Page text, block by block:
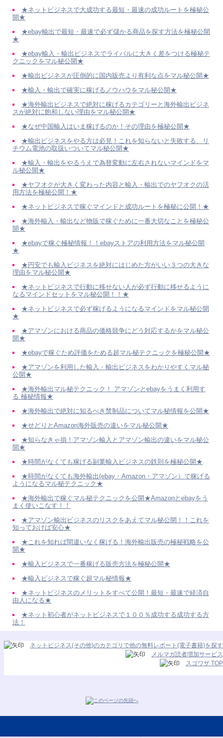
★ネットビジネスで大成功する最短・最速の成功ルートを極秘公
開★
★ebay輸出で最短・最速で必ず儲かる商品を探す方法を極秘公開
★
★ebay輸入・輸出ビジネスでライバルに大きく差をつける極秘テ
クニックをマル秘公開★
★輸出ビジネスが圧倒的に国内販売より有利な点をマル秘公開★
★輸入・輸出で確実に稼げるノウハウをマル秘公開★
★海外輸出ビジネスで絶対に稼げるカテゴリーと海外輸出ビジネ
スが絶対に飽和しない理由をマル秘公開★
★なぜ中国輸入はいま稼げるのか！その理由を極秘公開★
★輸出ビジネスをやる方は必見！これを知らないと失敗する、リ
チウム電池の取扱いついてマル秘公開★
★輸入・輸出をやるうえで為替変動に左右されないマインドをマ
ル秘公開★
★ヤフオクが大きく変わった内容と輸入・輸出でのヤフオクの活
用方法を極秘公開！★
★ネットビジネスで稼ぐマインドと成功ルートを極秘に公開！★
★海外輸入・輸出など物販で稼ぐために一番大切なことを極秘公
開★
★ebayで稼ぐ極秘情報！！ebayストアの利用方法をマル秘公開
★
★円安でも輸入ビジネスを絶対にはじめた方がいい３つの大きな
理由をマル秘公開★
★ネットビジネスで行動に移せない人が必ず行動に移せるように
なるマインドセットをマル秘公開！！★
★ネットビジネスで必ず稼げるようになるマインドをマル秘公開
★
★アマゾンにおける商品の価格競争にどう対応するかをマル秘公
開★
★ebayで稼ぐため評価をためる超マル秘テクニックを極秘公開★
★アマゾンを利用した輸入・輸出ビジネスをわかりやすくマル秘
公開★
★海外輸出マル秘テクニック！ アマゾンとebayをうまく利用す
る 極秘情報★
★海外輸出で絶対に知るべき禁制品についてマル秘情報を公開★
★せどりとAmazon海外販売の違いをマル秘公開★
★知らなきゃ損！アマゾン輸入とアマゾン輸出の違いをマル秘公
開★
★時間がなくても稼げる副業輸入ビジネスの鉄則を極秘公開★
★時間がなくても海外輸出(ebay・Amazon・アマゾン）で稼げる
ようになるマル秘テクニック★
★海外輸出で稼ぐマル秘テクニックを公開★Amazonとebayをう
まく使いこなす！！
★アマゾン輸出ビジネスのリスクをあえてマル秘公開！！これを
知っておけば安心★
★これを知れば間違いなく稼げる！海外輸出販売の極秘戦略を公
開★
★輸入ビジネスで一番稼げる販売方法を極秘公開★
★輸入ビジネスで稼ぐ超マル秘情報★
★ネットビジネスのメリットをすべて公開！最短・最速で経済自
由人になる★
★ネット初心者がネットビジネスで１００％成功する成功する方
法！
ネットビジネス(その他)のカテゴリで他の無料レポート(電子書籍)を探す
メルマガ読者増加サービス
スゴワザ TOP